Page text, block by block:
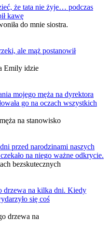
że tata nie żyje… podczas
kawę
do mnie siostra.
ale mąż postanowił
Emily idzie
mojego męża na dyrektora
go na oczach wszystkich
na stanowisko
przed narodzinami naszych
na niego ważne odkrycie.
bezskutecznych
drzewa na kilka dni. Kiedy
się coś
drzewa na